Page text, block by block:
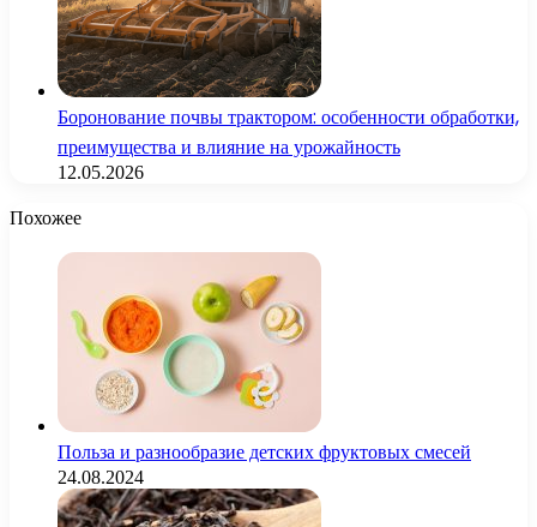
Боронование почвы трактором: особенности обработки,
преимущества и влияние на урожайность
12.05.2026
Похожее
Польза и разнообразие детских фруктовых смесей
24.08.2024